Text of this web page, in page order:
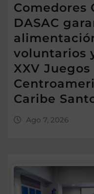
Comedores
DASAC
voluntarios
XXV Juegos
Caribe
Ago 7, 2026